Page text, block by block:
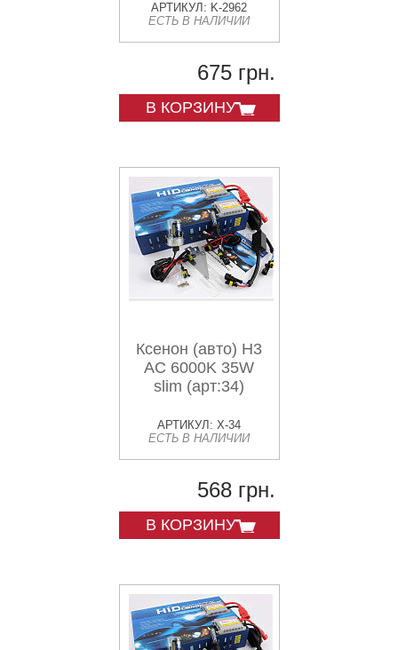
АРТИКУЛ: K-2962
ЕСТЬ В НАЛИЧИИ
675 грн.
В КОРЗИНУ
Ксенон (авто) H3
AC 6000K 35W
slim (арт:34)
АРТИКУЛ: X-34
ЕСТЬ В НАЛИЧИИ
568 грн.
В КОРЗИНУ